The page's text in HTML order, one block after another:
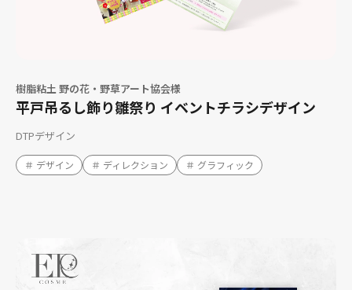
樹脂粘土 野の花・野草アート協会様
平戸吊るし飾り雛祭り イベントチラシデザイン
DTPデザイン
＃ デザイン ＃ ディレクション ＃ グラフィック